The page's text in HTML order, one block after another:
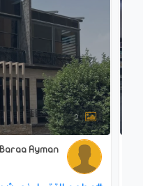
2
Baraa Ayman